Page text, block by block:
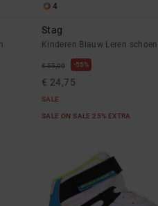
4
Stag
Kinderen Blauw Leren
€ 55,00 55%
€ 24,75
SALE
SALE ON SALE 25% EXTRA